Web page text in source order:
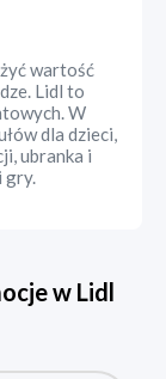
wartość
Lidl to
W
dla dzieci,
ubranka i
gry.
w Lidl